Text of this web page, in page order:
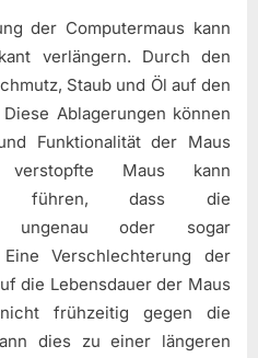
der Computermaus kann
verlängern. Durch den
Staub und Öl auf den
Ablagerungen können
Funktionalität der Maus
verstopfte Maus kann
führen, dass die
ungenau oder sogar
Verschlechterung der
die Lebensdauer der Maus
frühzeitig gegen die
dies zu einer längeren